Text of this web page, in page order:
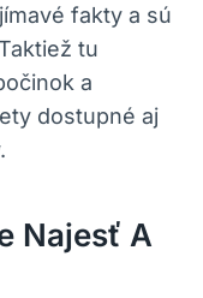
fakty a sú
tu
a
dostupné aj
Najesť A